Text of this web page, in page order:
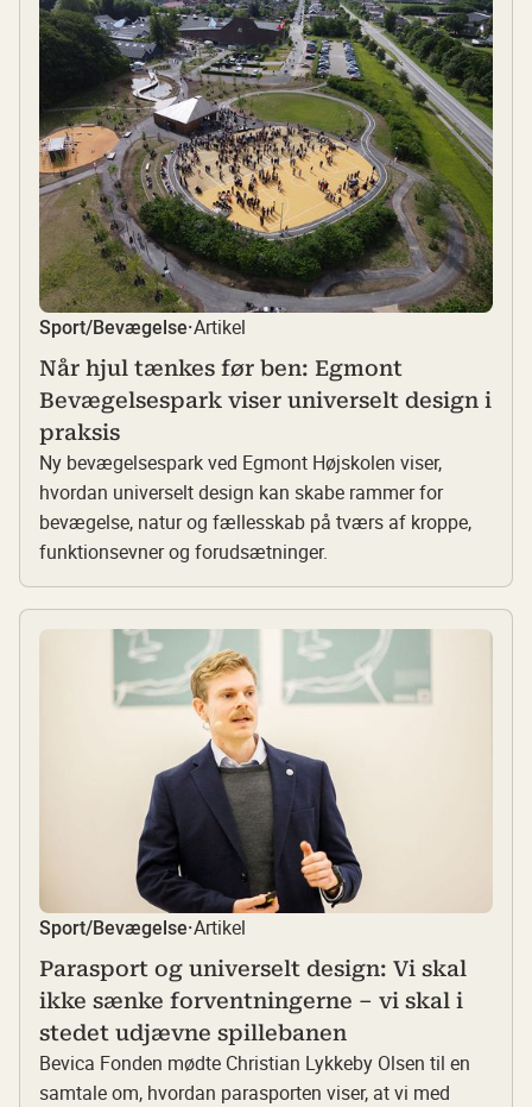
Sport/Bevægelse·Artikel
Når hjul tænkes før ben: Egmont
Bevægelsespark viser universelt design i
praksis
Ny bevægelsespark ved Egmont Højskolen viser,
hvordan universelt design kan skabe rammer for
bevægelse, natur og fællesskab på tværs af kroppe,
funktionsevner og forudsætninger.
Sport/Bevægelse·Artikel
Parasport og universelt design: Vi skal
ikke sænke forventningerne – vi skal i
stedet udjævne spillebanen
Bevica Fonden mødte Christian Lykkeby Olsen til en
samtale om, hvordan parasporten viser, at vi med